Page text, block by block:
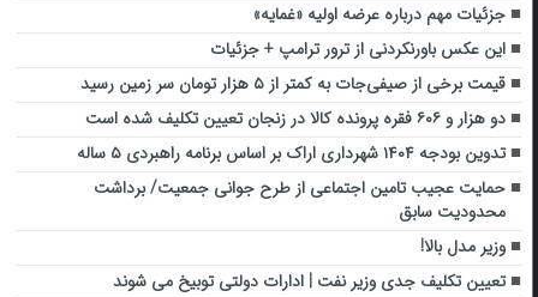
جزئیات مهم درباره عرضه اولیه «غمایه»
این عکس باورنکردنی از ترور ترامپ + جزئیات
قیمت برخی از صیفی‌جات به کمتر از ۵ هزار تومان سر زمین رسید
دو هزار و ۶۰۶ فقره پرونده کالا در زنجان تعیین تکلیف شده است
تدوین بودجه ۱۴۰۴ شهرداری اراک بر اساس برنامه راهبردی ۵ ساله
حمایت عجیب تامین اجتماعی از طرح جوانی جمعیت/ برداشت
محدودیت سابق
وزیر مدل بالا!
تعیین تکلیف جدی وزیر نفت | ادارات دولتی توبیخ می شوند